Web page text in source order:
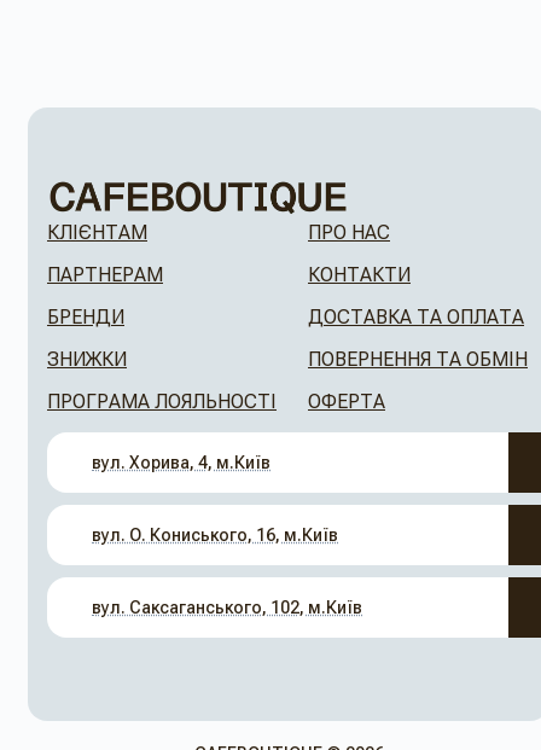
КЛІЄНТАМ
ПАРТНЕРАМ
БРЕНДИ
ЗНИЖКИ
ПРОГРАМА ЛОЯЛЬНОСТІ
ПРО НАС
КОНТАКТИ
ДОСТАВКА ТА ОПЛАТА
ПОВЕРНЕННЯ ТА ОБМІН
ОФЕРТА
вул. Хорива, 4, м.Київ
вул. О. Кониського, 16, м.Київ
вул. Саксаганського, 102, м.Київ